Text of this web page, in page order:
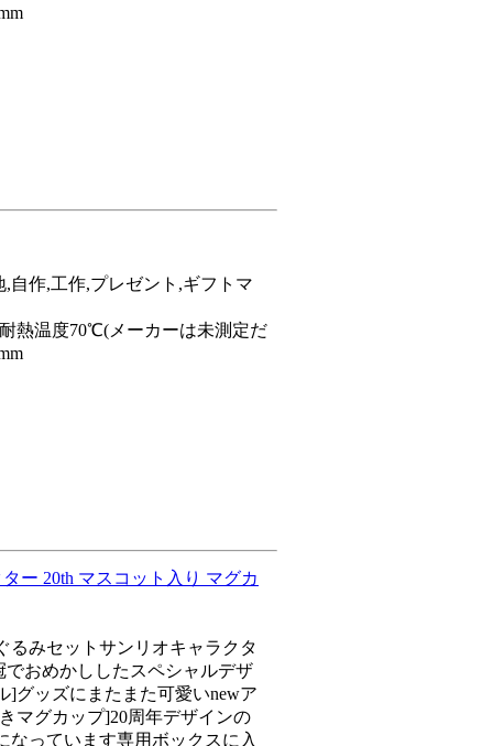
自作,工作,プレゼント,ギフトマ
熱温度70℃(メーカーは未測定だ
ー 20th マスコット入り マグカ
るみセットサンリオキャラクタ
でおめかししたスペシャルデザ
]グッズにまたまた可愛いnewア
マグカップ]20周年デザインの
なっています専用ボックスに入